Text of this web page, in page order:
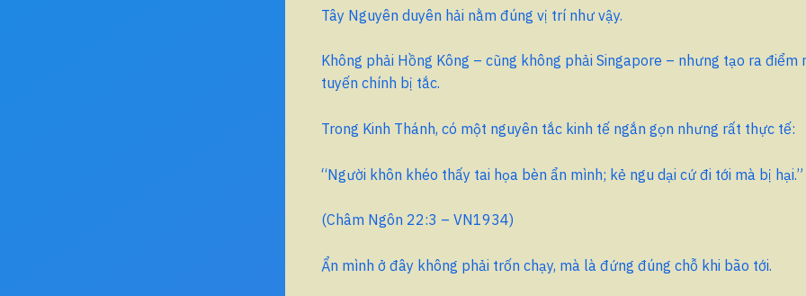
Tây Nguyên duyên hải nằm đúng vị trí như vậy.
Không phải Hồng Kông – cũng không phải Singapore – nhưng tạo ra điểm
tuyến chính bị tắc.
Trong Kinh Thánh, có một nguyên tắc kinh tế ngắn gọn nhưng rất thực tế:
“Người khôn khéo thấy tai họa bèn ẩn mình; kẻ ngu dại cứ đi tới mà bị hại.”
(Châm Ngôn 22:3 – VN1934)
Ẩn mình ở đây không phải trốn chạy, mà là đứng đúng chỗ khi bão tới.